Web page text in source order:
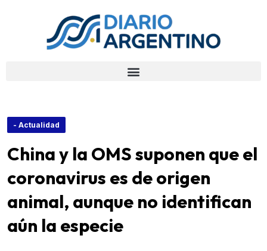
- Actualidad
China y la OMS suponen que el
coronavirus es de origen
animal, aunque no identifican
aún la especie